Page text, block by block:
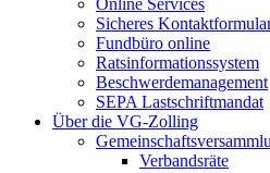
Online Services
Sicheres
Fundbüro online
Ratsinformationssystem
Beschwerdemanagement
SEPA Lastschriftmandat
Über die VG-Zolling
Verbandsräte